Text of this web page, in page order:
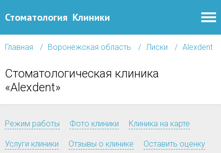
Стоматология Клиники
Главная Воронежская область Лиски Alexdent
Стоматологическая клиника
«Alexdent»
Режим работы Фото клиники Клиника на карте
Услуги клиники Отзывы о клинике Оставить оценку